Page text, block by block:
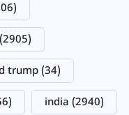
(2905)
trump (34)
india (2940)